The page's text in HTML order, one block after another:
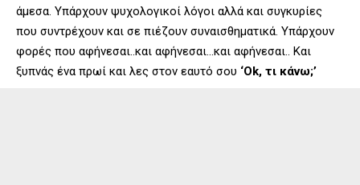
άμεσα. Υπάρχουν ψυχολογικοί λόγοι αλλά και συγκυρίες
που συντρέχουν και σε πιέζουν συναισθηματικά. Υπάρχουν
φορές που αφήνεσαι..και αφήνεσαι…και αφήνεσαι.. Και
ξυπνάς ένα πρωί και λες στον εαυτό σου ‘Ok, τι κάνω;’